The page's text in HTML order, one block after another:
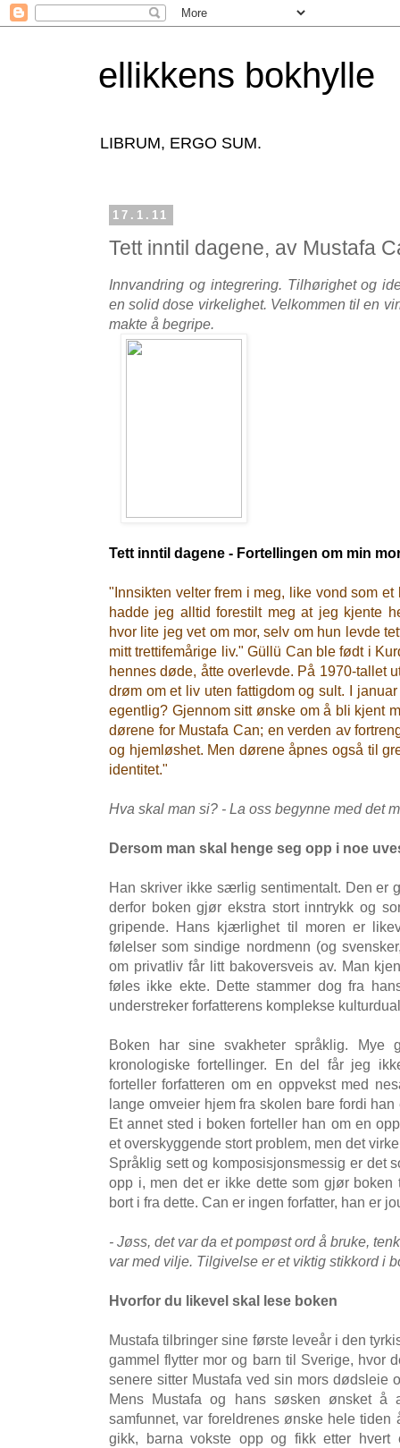
ellikkens bokhylle
LIBRUM, ERGO SUM.
17.1.11
Tett inntil dagene, av Mustafa
Innvandring og integrering. Tilhørighet og
en solid dose virkelighet. Velkommen til en
makte å begripe.
Tett inntil dagene - Fortellingen om min
"Innsikten velter frem i meg, like vond som
hadde jeg alltid forestilt meg at jeg kjente
hvor lite jeg vet om mor, selv om hun levde
mitt trettifemårige liv." Güllü Can ble født i
hennes døde, åtte overlevde. På 1970-tallet
drøm om et liv uten fattigdom og sult. I
egentlig? Gjennom sitt ønske om å bli kjent
dørene for Mustafa Can; en verden av
og hjemløshet. Men dørene åpnes også til
identitet."
Hva skal man si? - La oss begynne med det
Dersom man skal henge seg opp i noe
Han skriver ikke særlig sentimentalt. Den er
derfor boken gjør ekstra stort inntrykk og
gripende. Hans kjærlighet til moren er
følelser som sindige nordmenn (og
om privatliv får litt bakoversveis av. Man
føles ikke ekte. Dette stammer dog fra
understreker forfatterens komplekse
Boken har sine svakheter språklig. Mye
kronologiske fortellinger. En del får jeg
forteller forfatteren om en oppvekst med
lange omveier hjem fra skolen bare fordi
Et annet sted i boken forteller han om en
et overskyggende stort problem, men det
Språklig sett og komposisjonsmessig er det
opp i, men det er ikke dette som gjør
bort i fra dette. Can er ingen forfatter, han er
- Jøss, det var da et pompøst ord å bruke,
var med vilje. Tilgivelse er et viktig stikkord i
Hvorfor du likevel skal lese boken
Mustafa tilbringer sine første leveår i den
gammel flytter mor og barn til Sverige, hvor
senere sitter Mustafa ved sin mors dødsleie
Mens Mustafa og hans søsken ønsket å
samfunnet, var foreldrenes ønske hele tiden
gikk, barna vokste opp og fikk etter hvert